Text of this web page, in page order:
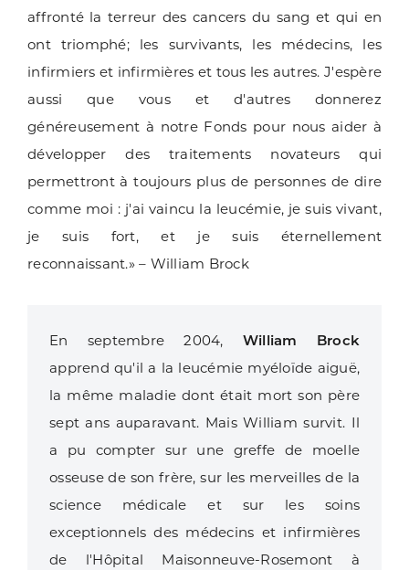
affronté la terreur des cancers du sang et qui en
ont triomphé; les survivants, les médecins, les
infirmiers et infirmières et tous les autres. J'espère
aussi que vous et d'autres donnerez
généreusement à notre Fonds pour nous aider à
développer des traitements novateurs qui
permettront à toujours plus de personnes de dire
comme moi : j'ai vaincu la leucémie, je suis vivant,
je suis fort, et je suis éternellement
reconnaissant.» – William Brock
En septembre 2004, William Brock
apprend qu'il a la leucémie myéloïde aiguë,
la même maladie dont était mort son père
sept ans auparavant. Mais William survit. Il
a pu compter sur une greffe de moelle
osseuse de son frère, sur les merveilles de la
science médicale et sur les soins
exceptionnels des médecins et infirmières
de l'Hôpital Maisonneuve-Rosemont à